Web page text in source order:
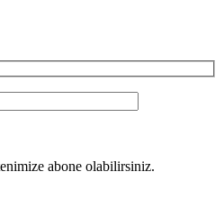
abone olabilirsiniz.